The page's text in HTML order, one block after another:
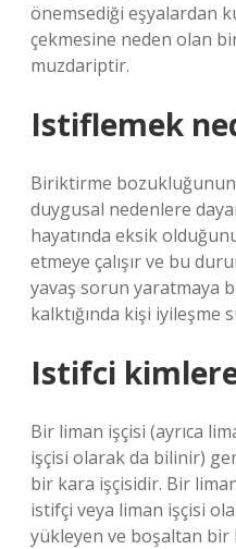
önemsediği eşyalardan
çekmesine neden olan
muzdariptir.
Istiflemek
Biriktirme
duygusal nedenlere
hayatında eksik
etmeye çalışır ve bu
yavaş sorun yaratmaya
kalktığında kişi iyileşme
Istifci
Bir liman işçisi (ayrıca
işçisi olarak da bilinir)
bir kara işçisidir. Bir
istifçi veya liman işçisi
yükleyen ve boşaltan bir